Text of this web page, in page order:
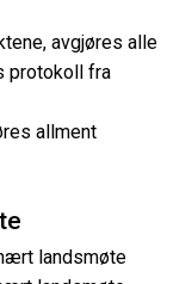
avgjøres alle
protokoll fra
allment
landsmøte